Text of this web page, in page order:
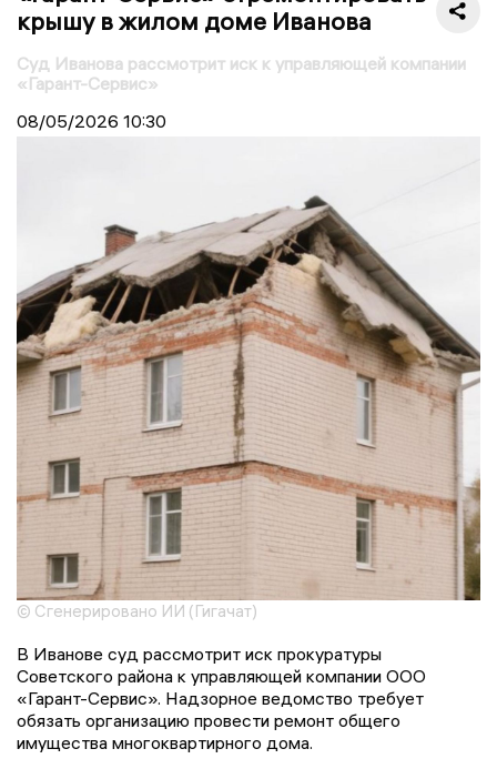
крышу в жилом доме Иванова
Суд Иванова рассмотрит иск к управляющей компании
«Гарант-Сервис»
08/05/2026 10:30
© Сгенерировано ИИ (Гигачат)
В Иванове суд рассмотрит иск прокуратуры
Советского района к управляющей компании ООО
«Гарант-Сервис». Надзорное ведомство требует
обязать организацию провести ремонт общего
имущества многоквартирного дома.